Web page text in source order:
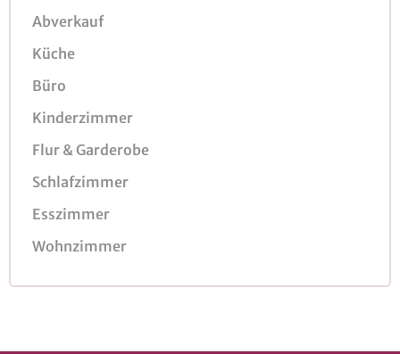
Abverkauf
Küche
Büro
Kinderzimmer
Flur & Garderobe
Schlafzimmer
Esszimmer
Wohnzimmer